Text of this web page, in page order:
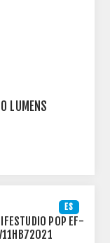
LUMENS
ES